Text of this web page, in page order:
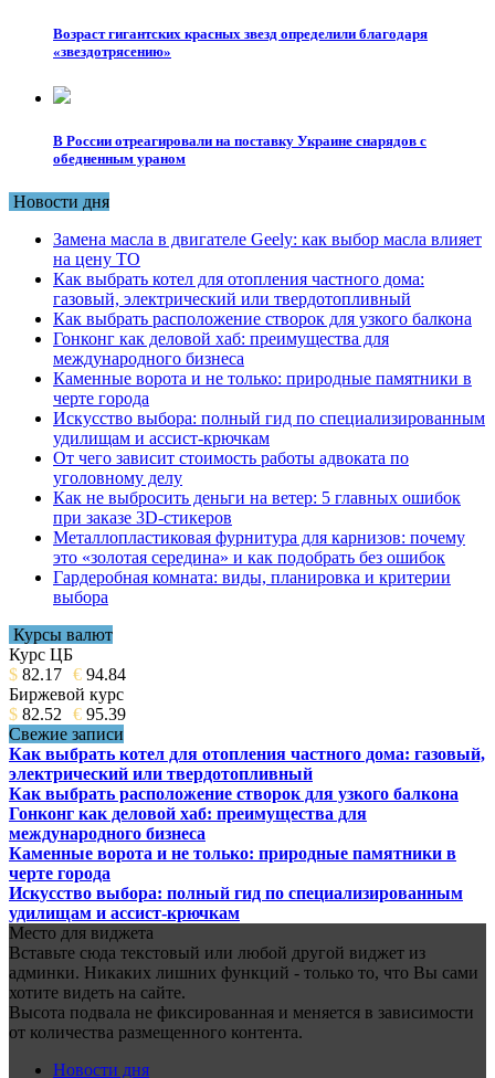
Возраст гигантских красных звезд определили благодаря
«звездотрясению»
В России отреагировали на поставку Украине снарядов с
обедненным ураном
Новости дня
Замена масла в двигателе Geely: как выбор масла влияет
на цену ТО
Как выбрать котел для отопления частного дома:
газовый, электрический или твердотопливный
Как выбрать расположение створок для узкого балкона
Гонконг как деловой хаб: преимущества для
международного бизнеса
Каменные ворота и не только: природные памятники в
черте города
Искусство выбора: полный гид по специализированным
удилищам и ассист-крючкам
От чего зависит стоимость работы адвоката по
уголовному делу
Как не выбросить деньги на ветер: 5 главных ошибок
при заказе 3D-стикеров
Металлопластиковая фурнитура для карнизов: почему
это «золотая середина» и как подобрать без ошибок
Гардеробная комната: виды, планировка и критерии
выбора
Курсы валют
Курс ЦБ
$ 82.17 € 94.84
Биржевой курс
$ 82.52 € 95.39
Свежие записи
Как выбрать котел для отопления частного дома: газовый,
электрический или твердотопливный
Как выбрать расположение створок для узкого балкона
Гонконг как деловой хаб: преимущества для
международного бизнеса
Каменные ворота и не только: природные памятники в
черте города
Искусство выбора: полный гид по специализированным
удилищам и ассист-крючкам
Место для виджета
Вставьте сюда текстовый или любой другой виджет из
админки. Никаких лишних функций - только то, что Вы сами
хотите видеть на сайте.
Высота подвала не фиксированная и меняется в зависимости
от количества размещенного контента.
Новости дня